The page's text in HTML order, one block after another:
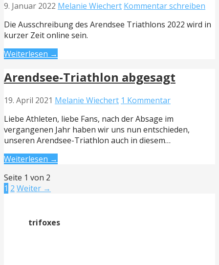
9. Januar 2022 Melanie Wiechert Kommentar schreiben
Die Ausschreibung des Arendsee Triathlons 2022 wird in
kurzer Zeit online sein.
Weiterlesen →
Arendsee-Triathlon abgesagt
19. April 2021 Melanie Wiechert 1 Kommentar
Liebe Athleten, liebe Fans, nach der Absage im
vergangenen Jahr haben wir uns nun entschieden,
unseren Arendsee-Triathlon auch in diesem…
Weiterlesen →
Beitrag
Navigation
Seite 1 von 2
1 2 Weiter →
trifoxes